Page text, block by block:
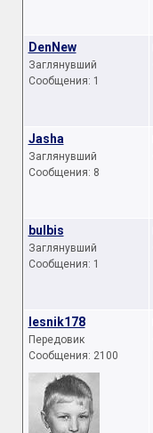
DenNew
Заглянувший
Сообщения: 1
Jasha
Заглянувший
Сообщения: 8
bulbis
Заглянувший
Сообщения: 1
lesnik178
Передовик
Сообщения: 2100